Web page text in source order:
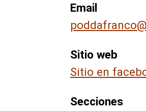
Email
Sitio web
Sitio en
Secciones